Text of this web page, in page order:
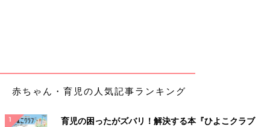
赤ちゃん・育児の人気記事ランキング
育児の困ったがズバリ！解決する本『ひよこクラブ